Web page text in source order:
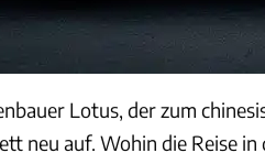
Lotus, der zum
neu auf. Wohin die Reise in